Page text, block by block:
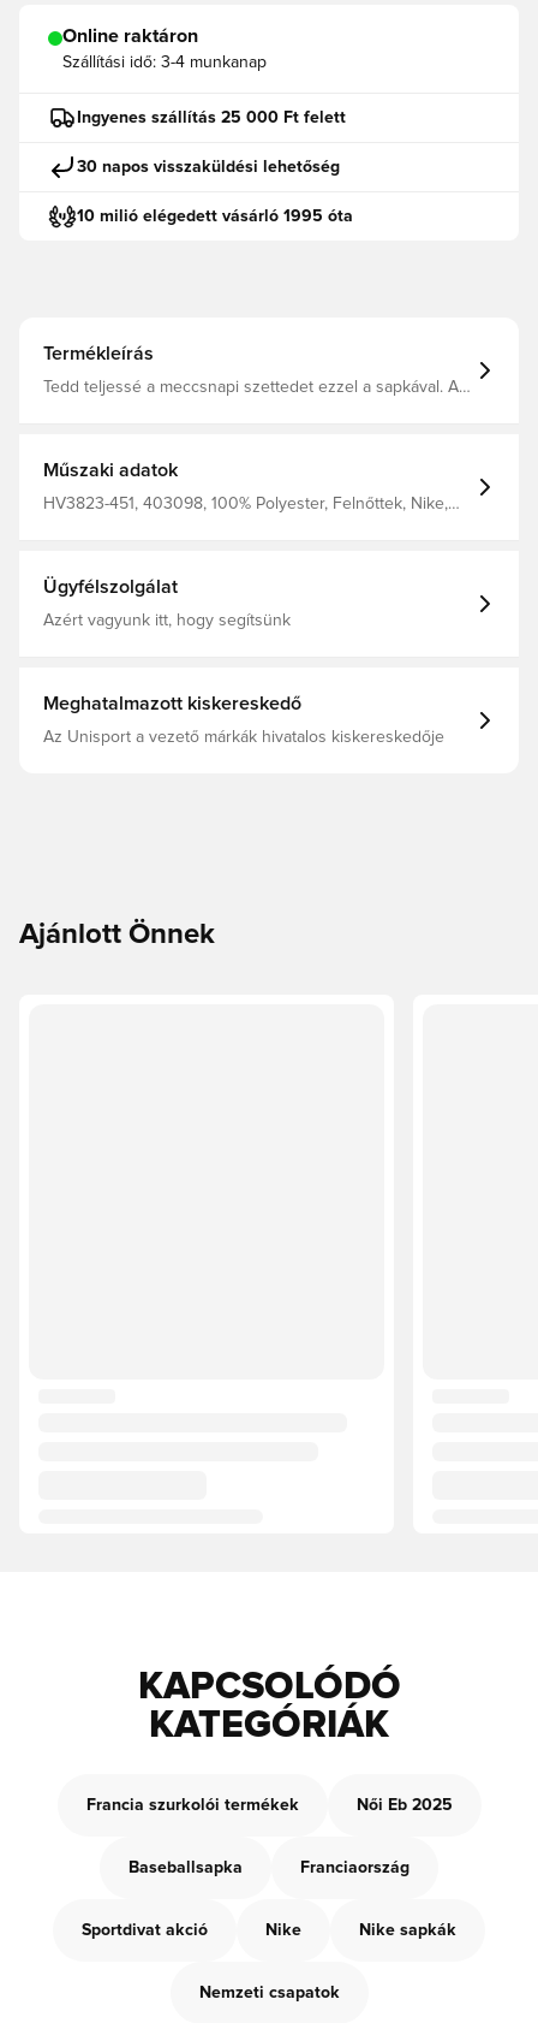
Online raktáron
Szállítási idő: 3-4 munkanap
Ingyenes szállítás 25 000 Ft felett
30 napos visszaküldési lehetőség
10 milió elégedett vásárló 1995 óta
Termékleírás
Tedd teljessé a meccsnapi szettedet ezzel a sapkával. A
állítható pánttal tökéletesen a fejedre igazíthatod. Anyaga:
Műszaki adatok
HV3823-451, 403098, 100% Polyester, Felnőttek, Nike,
Ügyfélszolgálat
Azért vagyunk itt, hogy segítsünk
Meghatalmazott kiskereskedő
Az Unisport a vezető márkák hivatalos kiskereskedője
Ajánlott Önnek
KAPCSOLÓDÓ
KATEGÓRIÁK
Francia szurkolói termékek Női Eb 2025
Baseballsapka Franciaország
Sportdivat akció Nike Nike sapkák
Nemzeti csapatok